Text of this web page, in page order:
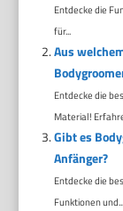
Entdecke die
für...
Aus
Entdecke die
Material!
Gibt es
Anfänger?
Entdecke die
Funktionen und...